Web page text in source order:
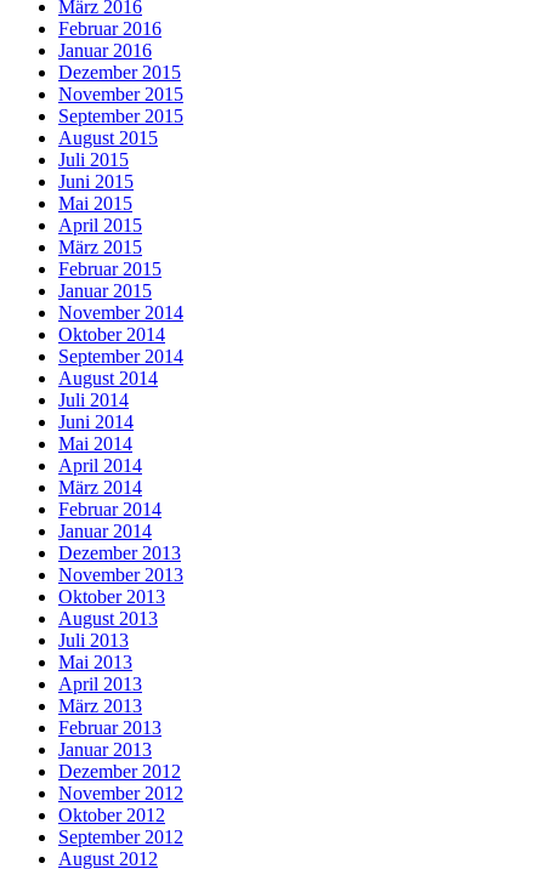
März 2016
Februar 2016
Januar 2016
Dezember 2015
November 2015
September 2015
August 2015
Juli 2015
Juni 2015
Mai 2015
April 2015
März 2015
Februar 2015
Januar 2015
November 2014
Oktober 2014
September 2014
August 2014
Juli 2014
Juni 2014
Mai 2014
April 2014
März 2014
Februar 2014
Januar 2014
Dezember 2013
November 2013
Oktober 2013
August 2013
Juli 2013
Mai 2013
April 2013
März 2013
Februar 2013
Januar 2013
Dezember 2012
November 2012
Oktober 2012
September 2012
August 2012